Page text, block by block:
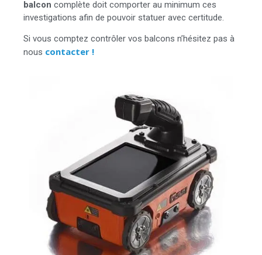
Pour conclure, une étude structurelle d’un
balcon complète doit comporter au minimum ces
investigations afin de pouvoir statuer avec certitude.